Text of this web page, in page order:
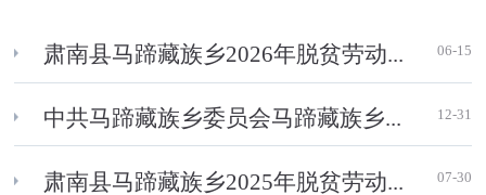
肃南县马蹄藏族乡2026年脱贫劳动... 06-15
中共马蹄藏族乡委员会马蹄藏族乡... 12-31
肃南县马蹄藏族乡2025年脱贫劳动... 07-30